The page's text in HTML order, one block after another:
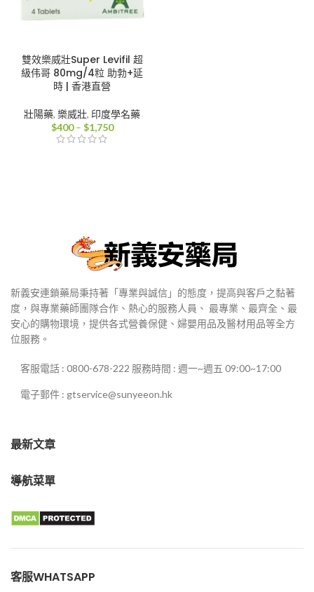
雙效樂威壯Super Levifil 超
級伟哥 80mg/4粒 助勃+延
時 | 香港直營
壯陽藥, 樂威壯, 印度學名藥
$400 – $1,750價
新義安連鎖藥局秉持著「專業與誠信」的態度，提高與客戶之黏著
度，與專業藥師團隊合作、熱心的服務人員、 最專業、最齊全、最
安心的購物環境，提供各式營養保健、婦嬰用品及醫材用品等全方
位服務。
客服電話 : 0800-678-222 服務時間 : 週一~週五 09:00~17:00
電子郵件 : gtservice@sunyeeon.hk
最新文章
導航菜單
客服WHATSAPP